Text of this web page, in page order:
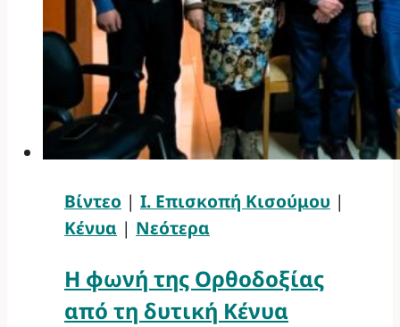
Βίντεο | Ι. Επισκοπή Κισούμου |
Κένυα | Νεότερα
Η φωνή της Ορθοδοξίας
από τη δυτική Κένυα